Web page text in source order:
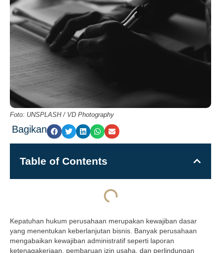
Foto: UNSPLASH / VD Photography
Bagikan
Table of Contents
Kepatuhan hukum perusahaan merupakan kewajiban dasar
yang menentukan keberlanjutan bisnis. Banyak perusahaan
mengabaikan kewajiban administratif seperti laporan
ketenagakerjaan, pembaruan izin usaha, dan perlindungan